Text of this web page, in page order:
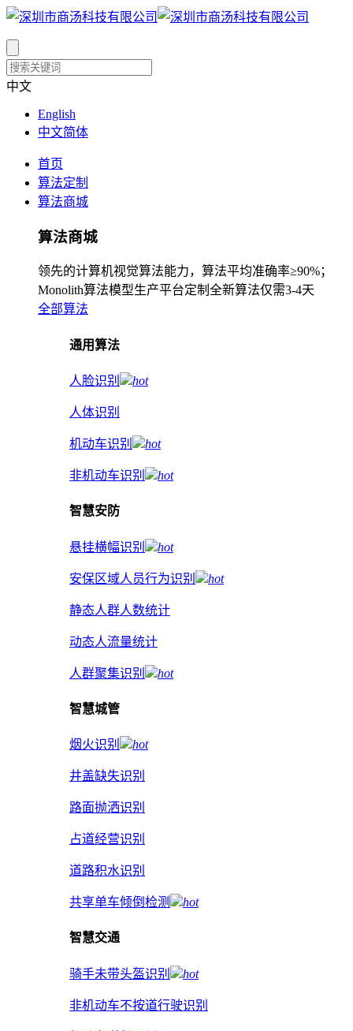
中文
English
中文简体
首页
算法定制
算法商城
算法商城
领先的计算机视觉算法能力，算法平均准确率≥90%；
Monolith算法模型生产平台定制全新算法仅需3-4天
全部算法
通用算法
人脸识别 hot
人体识别
机动车识别 hot
非机动车识别 hot
智慧安防
悬挂横幅识别 hot
安保区域人员行为识别 hot
静态人群人数统计
动态人流量统计
人群聚集识别 hot
智慧城管
烟火识别 hot
井盖缺失识别
路面抛洒识别
占道经营识别
道路积水识别
共享单车倾倒检测 hot
智慧交通
骑手未带头盔识别 hot
非机动车不按道行驶识别